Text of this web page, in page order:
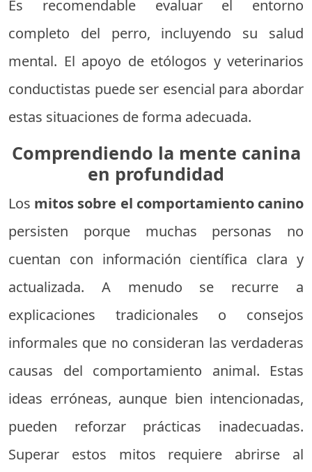
Es recomendable evaluar el entorno
completo del perro, incluyendo su salud
mental. El apoyo de etólogos y veterinarios
conductistas puede ser esencial para abordar
estas situaciones de forma adecuada.
Comprendiendo la mente canina
en profundidad
Los mitos sobre el comportamiento canino
persisten porque muchas personas no
cuentan con información científica clara y
actualizada. A menudo se recurre a
explicaciones tradicionales o consejos
informales que no consideran las verdaderas
causas del comportamiento animal. Estas
ideas erróneas, aunque bien intencionadas,
pueden reforzar prácticas inadecuadas.
Superar estos mitos requiere abrirse al